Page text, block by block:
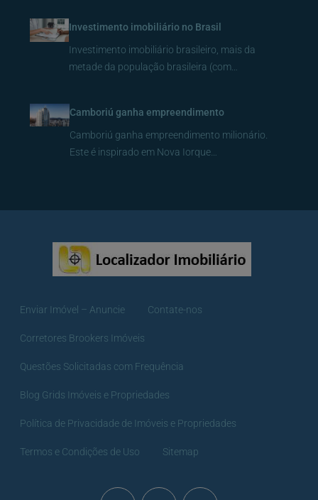
Investimento imobiliário no Brasil
Investimento imobiliário brasileiro, mais da
metade da população brasileira (com…
Camboriú ganha empreendimento
Camboriú ganha empreendimento milionário.
Este é inspirado em Nova Iorque…
Enviar Imóvel – Anuncie Contate-nos
Corretores Brookers Imóveis
Questões Solicitadas com Frequência
Blog Grids Imóveis e Propriedades
Política de Privacidade de Imóveis e Propriedades
Termos e Condições de Uso Sitemap